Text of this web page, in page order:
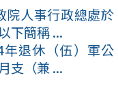
院人事行政總處於
下簡稱 ...
退休（伍）軍公
支（兼 ...